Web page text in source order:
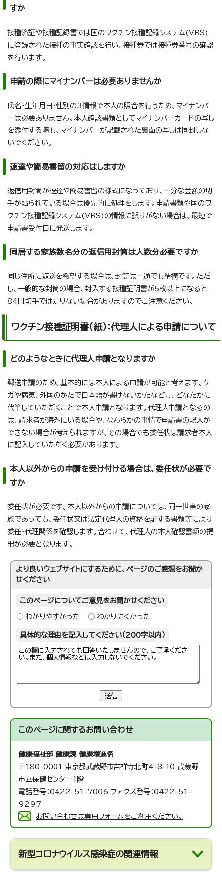
すか
接種済証や接種記録書では国のワクチン接種記録システム(VRS)
に登録された接種の事実確認を行い、接種券では接種券番号の確認
を行います。
申請の際にマイナンバーは必要ありませんか
氏名・生年月日・性別の3情報で本人の照合を行うため、マイナンバ
ーは必要ありません。本人確認書類としてマイナンバーカードの写し
を添付する際も、マイナンバーが記載された裏面の写しは同封しな
いでください。
速達や簡易書留の対応はしますか
返信用封筒が速達や簡易書留の様式になっており、十分な金額の切
手が貼られている場合は優先的に処理をします。申請書類や国のワ
クチン接種記録システム(VRS)の情報に誤りがない場合は、最短で
申請書受付日に発送します。
同居する家族数名分の返信用封筒は人数分必要ですか
同じ住所に返送を希望する場合は、封筒は一通でも結構です。ただ
し、一般的な封筒の場合、封入する接種証明書が5枚以上になると
84円切手では足りない場合がありますのでご注意ください。
ワクチン接種証明書(紙)：代理人による申請について
どのようなときに代理人申請となりますか
郵送申請のため、基本的には本人による申請が可能と考えます。ケ
ガや病気、外国のかたで日本語が書けないかたなども、どなたかに
代筆していただくことで本人申請となります。代理人申請となるの
は、請求者が海外にいる場合や、なんらかの事情で申請書の記入が
できない場合が考えられますが、その場合でも委任状は請求者本人
に記入していただく必要があります。
本人以外からの申請を受け付ける場合は、委任状が必要で
すか
委任状が必要です。本人以外からの申請については、同一世帯の家
族であっても、委任状又は法定代理人の資格を証する書類等により
委任・代理関係を確認します。合わせて、代理人の本人確認書類の提
出が必要となります。
より良いウェブサイトにするために、ページのご感想をお聞か
せください
このページについてご意見をお聞かせください
わかりやすかった わかりにくかった
具体的な理由を記入してください（200字以内）
送信
このページに関するお問い合わせ
健康福祉部 健康課 健康増進係
〒180-0001 東京都武蔵野市吉祥寺北町4-8-10 武蔵野
市立保健センター1階
電話番号：0422-51-7006 ファクス番号：0422-51-
9297
お問い合わせは専用フォームをご利用ください。
新型コロナウイルス感染症の関連情報